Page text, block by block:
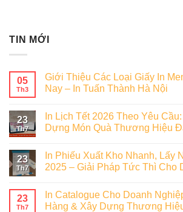
TIN MỚI
05
Th3
Giới Thiệu Các Loại Giấy In
Nay – In Tuấn Thành Hà Nội
23
Th7
In Lịch Tết 2026 Theo Yêu
Dựng Món Quà Thương Hiệu
23
Th7
In Phiếu Xuất Kho Nhanh, Lấy
2025 – Giải Pháp Tức Thì Cho
23
Th7
In Catalogue Cho Doanh
Hàng & Xây Dựng Thương